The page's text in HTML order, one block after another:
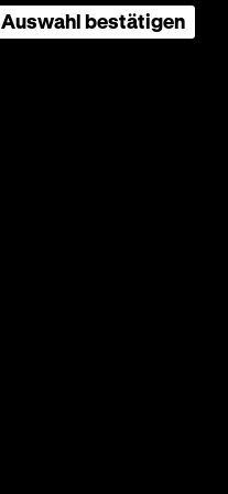
Auswahl bestätigen